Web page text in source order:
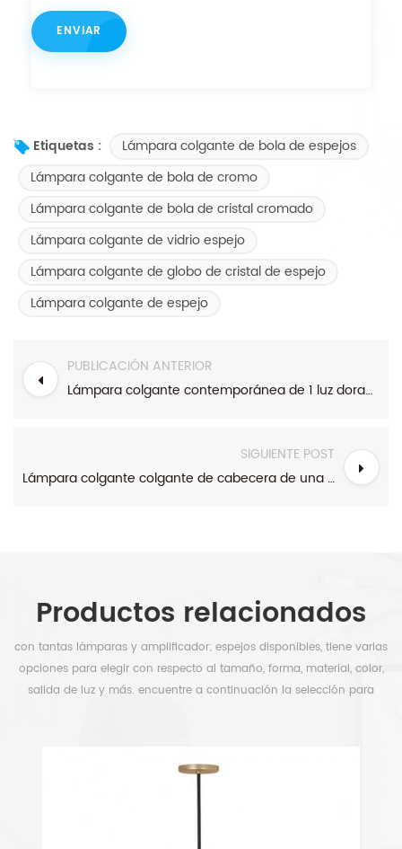
Etiquetas :
Lámpara colgante de bola de espejos
Lámpara colgante de bola de cromo
Lámpara colgante de bola de cristal cromado
Lámpara colgante de vidrio espejo
Lámpara colgante de globo de cristal de espejo
Lámpara colgante de espejo
PUBLICACIÓN ANTERIOR
Lámpara colgante contemporánea de 1 luz dorada con globo de vidrio blanco esmerilado
SIGUIENTE POST
Lámpara colgante colgante de cabecera de una sola luz de níquel cepillado con pantalla de lino blanco
Productos relacionados
con tantas lámparas y amplificador; espejos disponibles, tiene varias
opciones para elegir con respecto al tamaño, forma, material, color,
salida de luz y más. encuentre a continuación la selección para